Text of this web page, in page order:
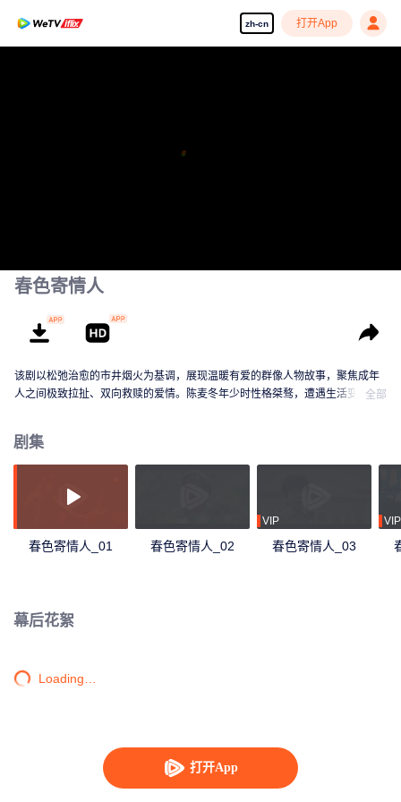
zh-cn 打开App
打开App
春色寄情人
该剧以松弛治愈的市井烟火为基调，展现温暖有爱的群像人物故事，聚焦成年
人之间极致拉扯、双向救赎的爱情。陈麦冬年少时性格桀骜，遭遇生活变故后
一个是身体缺陷但勇敢耀眼的医疗销售，在不断拉扯中逐渐互相理解与尊重，
以爱治愈彼此的“不完美”。
全部
剧集
春色寄情人_01 春色寄情人_02
VIP
春色寄情人_03
VIP
幕后花絮
Loading…